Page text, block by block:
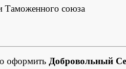
Таможенного союза
оформить Добровольный